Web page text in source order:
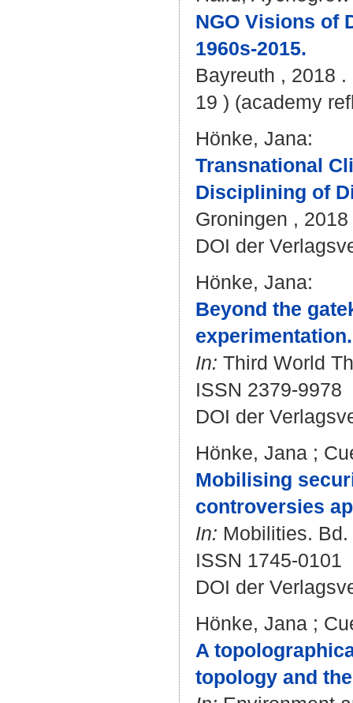
NGO Visions of
1960s-2015.
Bayreuth , 2018
19 ) (academy
Hönke, Jana:
Transnational
Disciplining of
Groningen ,
DOI der
Hönke, Jana:
Beyond the
experimentation.
In: Third World
ISSN 2379-9978
DOI der
Hönke, Jana ;
Mobilising
controversies
In: Mobilities.
ISSN 1745-0101
DOI der
Hönke, Jana ;
A
topology and